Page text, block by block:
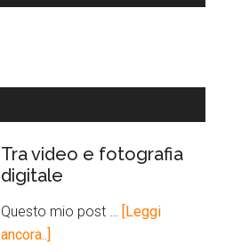
Tra video e fotografia
digitale
Questo mio post …
[Leggi
ancora..]